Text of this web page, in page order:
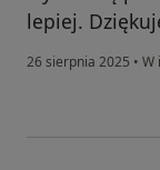
lepiej.
26 sierpnia 2025 • W